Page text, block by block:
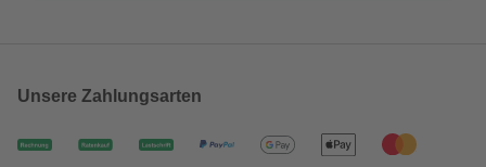
Unsere Zahlungsarten